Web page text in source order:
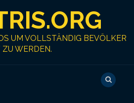
UM VOLLSTÄNDIG BEVÖLKER
ZU WERDEN.